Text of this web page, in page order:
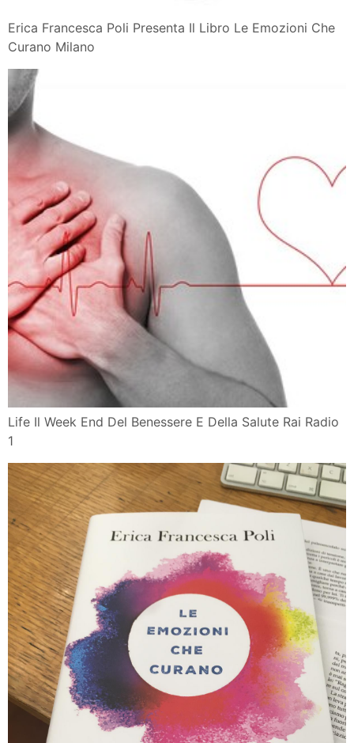
Erica Francesca Poli Presenta Il Libro Le Emozioni Che
Curano Milano
Life Il Week End Del Benessere E Della Salute Rai Radio
1